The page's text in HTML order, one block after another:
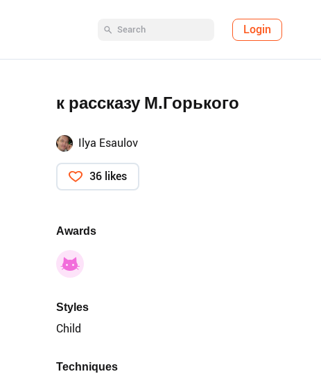
Login
к рассказу М.Горького
Ilya Esaulov
36 likes
Awards
Styles
Child
Techniques